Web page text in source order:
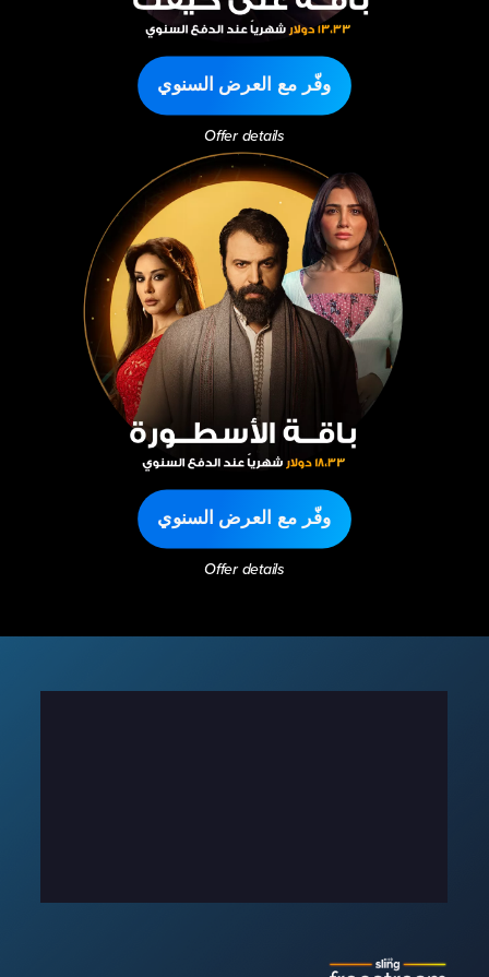
وفّر مع العرض السنوي
Offer details
وفّر مع العرض السنوي
Offer details